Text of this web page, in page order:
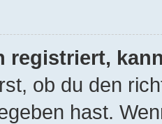
registriert,
ob du den
hast.